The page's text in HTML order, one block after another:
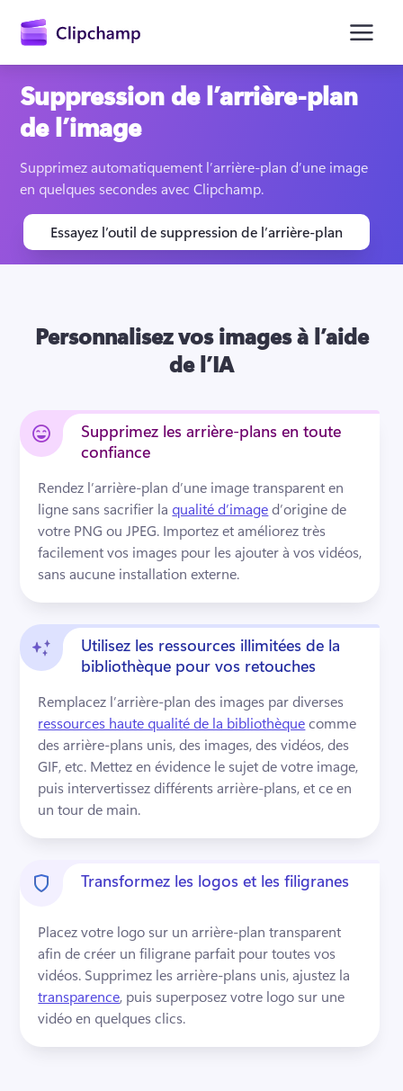
principal
Essayez gratuitement
Suppression de l’arrière-plan
de l’image
Supprimez automatiquement l’arrière-plan d’une image
en quelques secondes avec Clipchamp.
Essayez l’outil de suppression de l’arrière-plan
Personnalisez vos images à l’aide
de l’IA
Supprimez les arrière-plans en toute
confiance
Rendez l’arrière-plan d’une image transparent en
ligne sans sacrifier la qualité d’image d’origine de
votre PNG ou JPEG. Importez et améliorez très
facilement vos images pour les ajouter à vos vidéos,
sans aucune installation externe.
Utilisez les ressources illimitées de la
bibliothèque pour vos retouches
Remplacez l’arrière-plan des images par diverses
ressources haute qualité de la bibliothèque comme
des arrière-plans unis, des images, des vidéos, des
GIF, etc. Mettez en évidence le sujet de votre image,
puis intervertissez différents arrière-plans, et ce en
un tour de main.
Transformez les logos et les filigranes
Placez votre logo sur un arrière-plan transparent
afin de créer un filigrane parfait pour toutes vos
vidéos. Supprimez les arrière-plans unis, ajustez la
transparence, puis superposez votre logo sur une
vidéo en quelques clics.